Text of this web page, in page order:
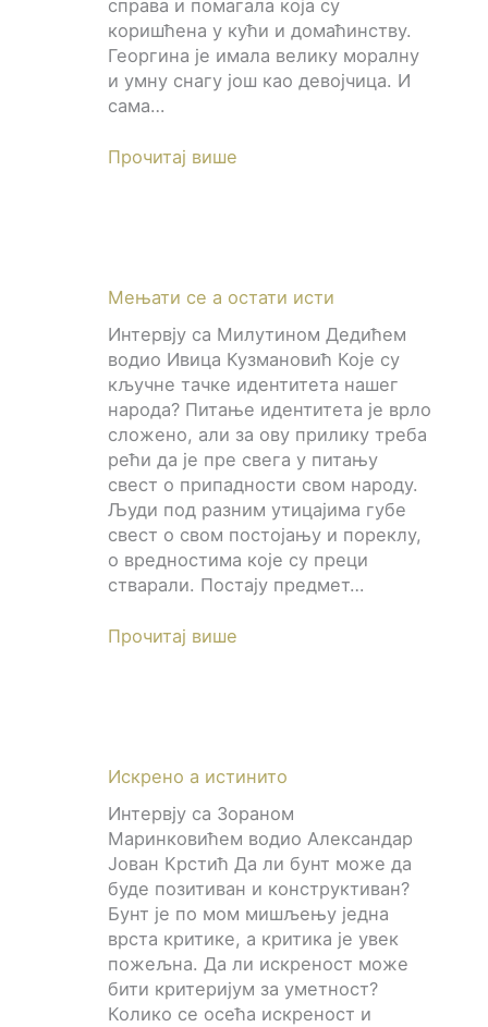
справа и помагала која су
коришћена у кући и домаћинству.
Георгина је имала велику моралну
и умну снагу још као девојчица. И
сама…
Прочитај више
Мењати се а остати исти
Интервју са Милутином Дедићем
водио Ивица Кузмановић Које су
кључне тачке идентитета нашег
народа? Питање идентитета је врло
сложено, али за ову прилику треба
рећи да је пре свега у питању
свест о припадности свом народу.
Људи под разним утицајима губе
свест о свом постојању и пореклу,
о вредностима које су преци
стварали. Постају предмет…
Прочитај више
Искрено а истинито
Интервју са Зораном
Маринковићем водио Александар
Јован Крстић Да ли бунт може да
буде позитиван и конструктиван?
Бунт је по мом мишљењу једна
врста критике, а критика је увек
пожељна. Да ли искреност може
бити критеријум за уметност?
Колико се осећа искреност и